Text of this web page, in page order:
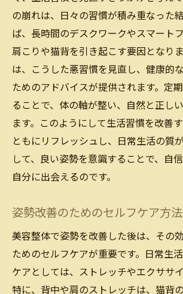
の崩れは、日々の習慣が積み重なった
ば、長時間のデスクワークやスマート
肩こりや猫背を引き起こす要因となり
は、こうした悪習慣を見直し、健康的
ためのアドバイスが提供されます。定
ることで、体の軸が整い、自然と正し
ます。このようにして生活習慣を改善
ともにリフレッシュし、日常生活の質
して、良い姿勢を意識することで、自
自分に出会えるのです。
姿勢改善のためのセルフケア方法
美容整体で姿勢を改善した後は、その
ためのセルフケアが重要です。日常生
ケアとしては、ストレッチやエクササイ
特に、背中や肩のストレッチは、猫背